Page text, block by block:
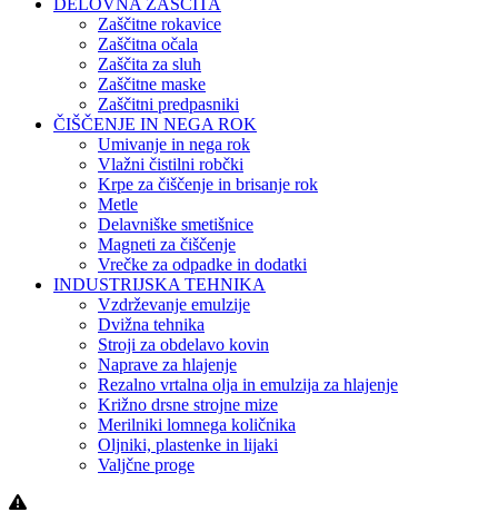
DELOVNA ZAŠČITA
Zaščitne rokavice
Zaščitna očala
Zaščita za sluh
Zaščitne maske
Zaščitni predpasniki
ČIŠČENJE IN NEGA ROK
Umivanje in nega rok
Vlažni čistilni robčki
Krpe za čiščenje in brisanje rok
Metle
Delavniške smetišnice
Magneti za čiščenje
Vrečke za odpadke in dodatki
INDUSTRIJSKA TEHNIKA
Vzdrževanje emulzije
Dvižna tehnika
Stroji za obdelavo kovin
Naprave za hlajenje
Rezalno vrtalna olja in emulzija za hlajenje
Križno drsne strojne mize
Merilniki lomnega količnika
Oljniki, plastenke in lijaki
Valjčne proge